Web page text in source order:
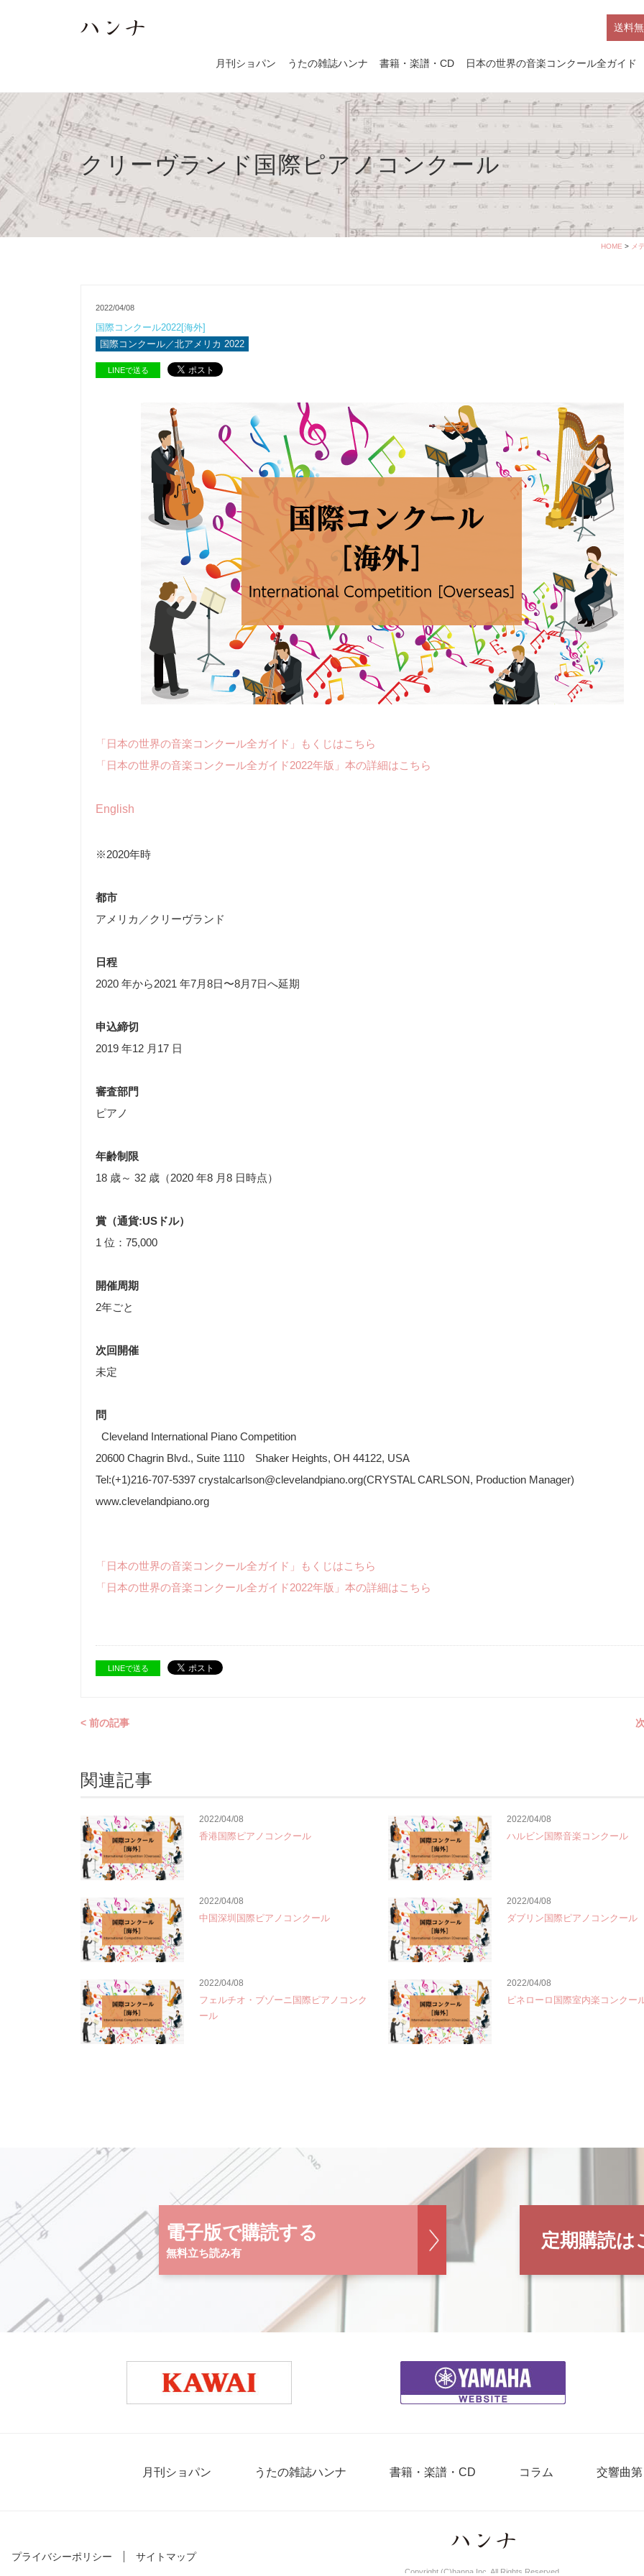
送料
月刊ショパン うたの雑誌ハンナ 書籍・楽譜・CD 日本の世界の音楽コンクール全ガイド
クリーヴランド国際ピアノコンクール
HOME > メ
2022/04/08
国際コンクール2022[海外]
国際コンクール／北アメリカ 2022
LINEで送る
「日本の世界の音楽コンクール全ガイド」もくじはこちら
「日本の世界の音楽コンクール全ガイド2022年版」本の詳細はこちら
English
※2020年時
都市
アメリカ／クリーヴランド
日程
2020 年から2021 年7月8日〜8月7日へ延期
申込締切
2019 年12 月17 日
審査部門
ピアノ
年齢制限
18 歳～ 32 歳（2020 年8 月8 日時点）
賞（通貨:USドル）
1 位：75,000
開催周期
2年ごと
次回開催
未定
問
Cleveland International Piano Competition
20600 Chagrin Blvd., Suite 1110 Shaker Heights, OH 44122, USA
Tel:(+1)216-707-5397 crystalcarlson@clevelandpiano.org(CRYSTAL CARLSON, Production Manager)
www.clevelandpiano.org
「日本の世界の音楽コンクール全ガイド」もくじはこちら
「日本の世界の音楽コンクール全ガイド2022年版」本の詳細はこちら
LINEで送る
< 前の記事
関連記事
2022/04/08
香港国際ピアノコンクール
2022/04/08
ハルビン国際音楽コンクール
2022/04/08
中国深圳国際ピアノコンクール
2022/04/08
ダブリン国際ピアノコンクール
2022/04/08
フェルチオ・ブゾーニ国際ピアノコンク
ール
2022/04/08
ピネローロ国際室内楽コンクー
電子版で購読する
無料立ち読み有
定期購読は
月刊ショパン うたの雑誌ハンナ 書籍・楽譜・CD コラム 交響曲第
プライバシーポリシー サイトマップ
Copyright (C)hanna Inc. All Rights Reserved.